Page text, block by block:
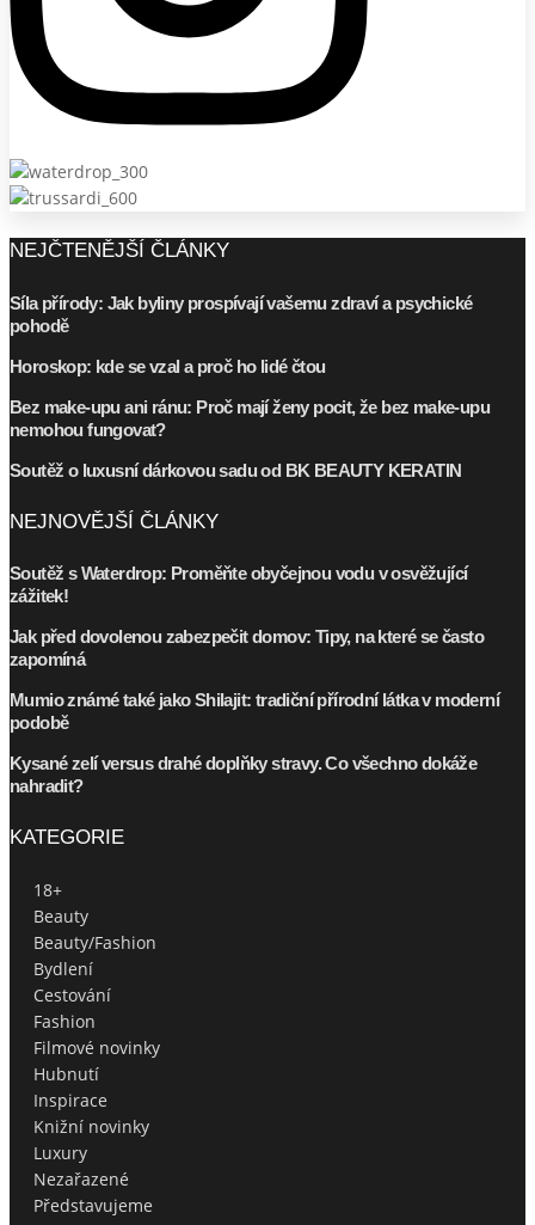
NEJČTENĚJŠÍ ČLÁNKY
Síla přírody: Jak byliny prospívají vašemu zdraví a psychické
pohodě
Horoskop: kde se vzal a proč ho lidé čtou
Bez make-upu ani ránu: Proč mají ženy pocit, že bez make-upu
nemohou fungovat?
Soutěž o luxusní dárkovou sadu od BK BEAUTY KERATIN
NEJNOVĚJŠÍ ČLÁNKY
Soutěž s Waterdrop: Proměňte obyčejnou vodu v osvěžující
zážitek!
Jak před dovolenou zabezpečit domov: Tipy, na které se často
zapomíná
Mumio známé také jako Shilajit: tradiční přírodní látka v moderní
podobě
Kysané zelí versus drahé doplňky stravy. Co všechno dokáže
nahradit?
KATEGORIE
18+
Beauty
Beauty/Fashion
Bydlení
Cestování
Fashion
Filmové novinky
Hubnutí
Inspirace
Knižní novinky
Luxury
Nezařazené
Představujeme